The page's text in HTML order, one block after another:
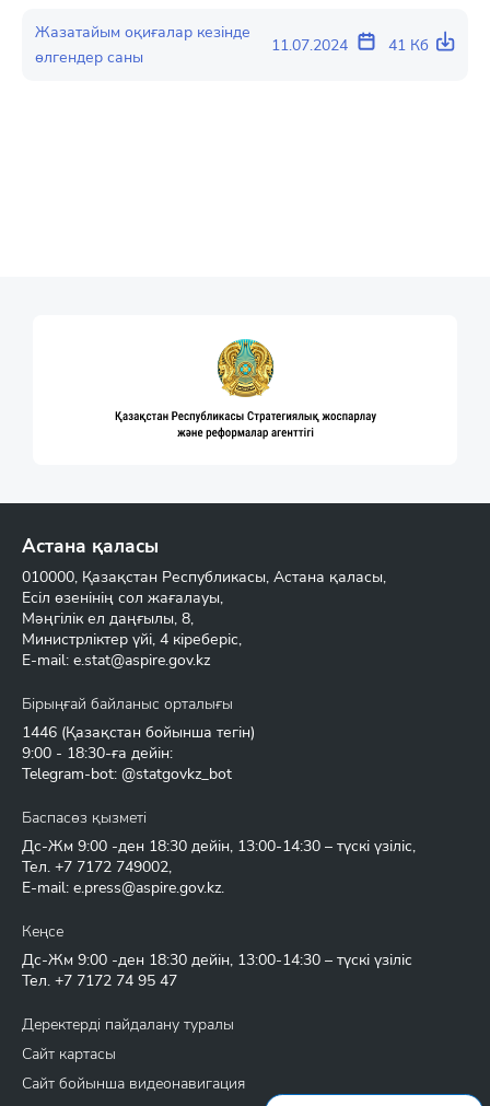
Жазатайым оқиғалар кезінде
өлгендер саны
11.07.2024 41 Кб
Астана қаласы
010000, Қазақстан Республикасы, Астана қаласы,
Есіл өзенінің сол жағалауы,
Мәңгілік ел даңғылы, 8,
Министрліктер үйі, 4 кіреберіс,
E-mail: e.stat@aspire.gov.kz
Бірыңғай байланыс орталығы
1446 (Қазақстан бойынша тегін)
9:00 - 18:30-ға дейін:
Telegram-bot: @statgovkz_bot
Баспасөз қызметі
Дс-Жм 9:00 -ден 18:30 дейін, 13:00-14:30 – түскі үзіліс,
Тел. +7 7172 749002,
E-mail: e.press@aspire.gov.kz.
Кеңсе
Дс-Жм 9:00 -ден 18:30 дейін, 13:00-14:30 – түскі үзіліс
Тел. +7 7172 74 95 47
Деректерді пайдалану туралы
Сайт картасы
Сайт бойынша видеонавигация